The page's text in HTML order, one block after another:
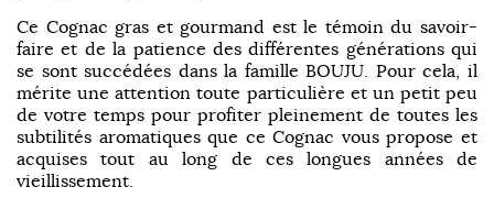
Ce Cognac gras et gourmand est le témoin du savoir-
faire et de la patience des différentes générations qui
se sont succédées dans la famille BOUJU. Pour cela, il
mérite une attention toute particulière et un petit peu
de votre temps pour profiter pleinement de toutes les
subtilités aromatiques que ce Cognac vous propose et
acquises tout au long de ces longues années de
vieillissement.